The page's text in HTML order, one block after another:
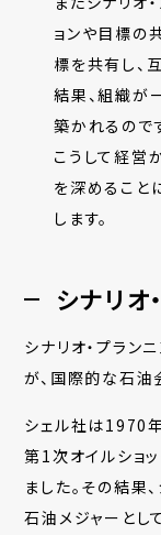
ョンや目標の
標を共有し、
結果、組織が
築かれるので
こうして経営
を深めること
します。
シナリオ
シナリオ・プラン
が、国際的な石油
シェル社は1970年
第1次オイルショ
ました。その結果
石油メジャーとし